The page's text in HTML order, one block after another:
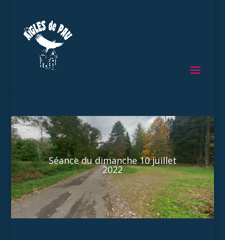
Séance du dimanche 10 juillet
2022